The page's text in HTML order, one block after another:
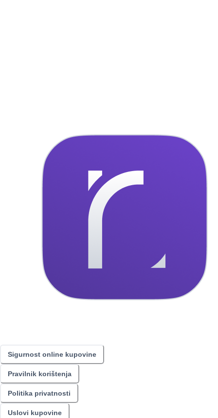
Sigurnost online kupovine
Pravilnik korištenja
Politika privatnosti
Uslovi kupovine